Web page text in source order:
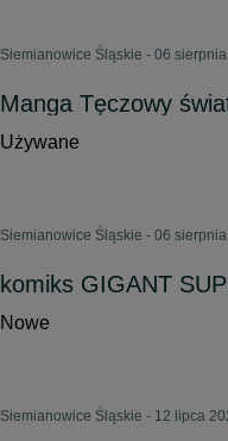
Siemianowice Śląskie - 06
Manga Tęczowy
Używane
Siemianowice Śląskie - 06
komiks GIGANT
Nowe
Siemianowice Śląskie - 12 lipca